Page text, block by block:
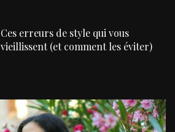
Ces erreurs de style qui vous
vieillissent (et comment les éviter)